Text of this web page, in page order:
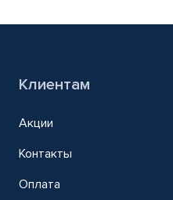
Клиентам
Акции
Контакты
Оплата